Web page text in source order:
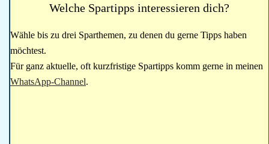
Welche Spartipps interessieren dich?
Wähle bis zu drei Sparthemen, zu denen du gerne Tipps haben
möchtest.
Für ganz aktuelle, oft kurzfristige Spartipps komm gerne in meinen
WhatsApp-Channel.